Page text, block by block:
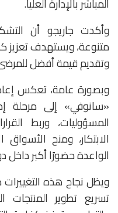
المباشر بالإدارة العليا.
وأكدت جاريجو أن
متنوعة، ويستهدف تعزيز
وتقديم قيمة أفضل
وبصورة عامة، تعكس
«سانوفي» إلى مرحلة
المسؤوليات، وربط
الابتكار، ومنح الأسواق
الواعدة حضورًا أكبر داخل
ويظل نجاح هذه التغييرات
تسريع تطوير المنتجات